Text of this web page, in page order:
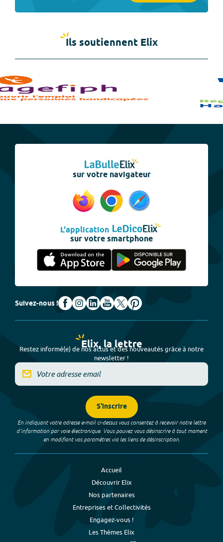
Ils soutiennent Elix
sur votre navigateur
L'application
sur votre smartphone
Suivez-nous !
Elix, la lettre
Restez informé(e) de nos actus et des nouveautés grâce à notre
newsletter !
S'inscrire
En indiquant votre adresse e-mail ci-dessus vous consentez à recevoir notre lettre
d’information par voie électronique. Vous pouvez vous désinscrire à tout moment
en modifiant vos paramètres via les liens de désinscription.
Accueil
Découvrir Elix
Nos partenaires
Entreprises et Collectivités
Engagez-vous !
Les Thèmes Elix